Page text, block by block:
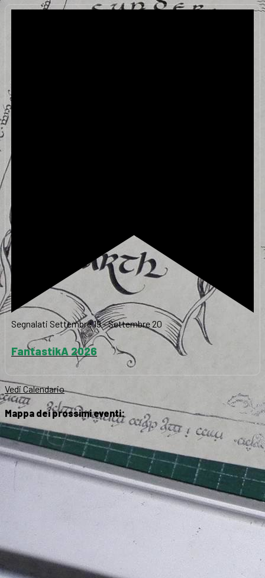
Segnalati Settembre 19-Settembre 20
FantastikA 2026
Vedi Calendario
Mappa dei prossimi eventi: